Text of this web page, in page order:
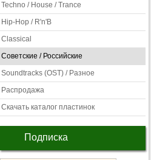
Techno / House / Trance
Hip-Hop / R'n'B
Classical
Советские / Российские
Soundtracks (OST) / Разное
Распродажа
Скачать каталог пластинок
Подписка